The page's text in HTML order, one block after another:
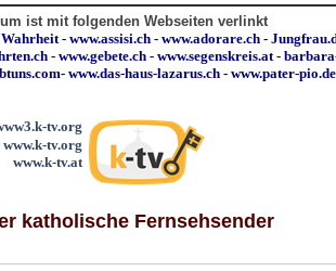
ist mit folgenden Webseiten verlinkt
Wahrheit - www.assisi.ch - www.adorare.ch -
- www.gebete.ch - www.segenskreis.at -
- www.das-haus-lazarus.ch - www.pater-pio.de
tv.org
www.k-tv.org
www.k-tv.at
katholische Fernsehsender